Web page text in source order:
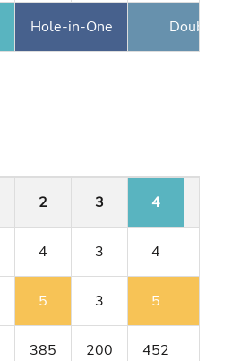
Hole-in-One Double
2 3 4
4 3 4
5 3 5
385 200 452